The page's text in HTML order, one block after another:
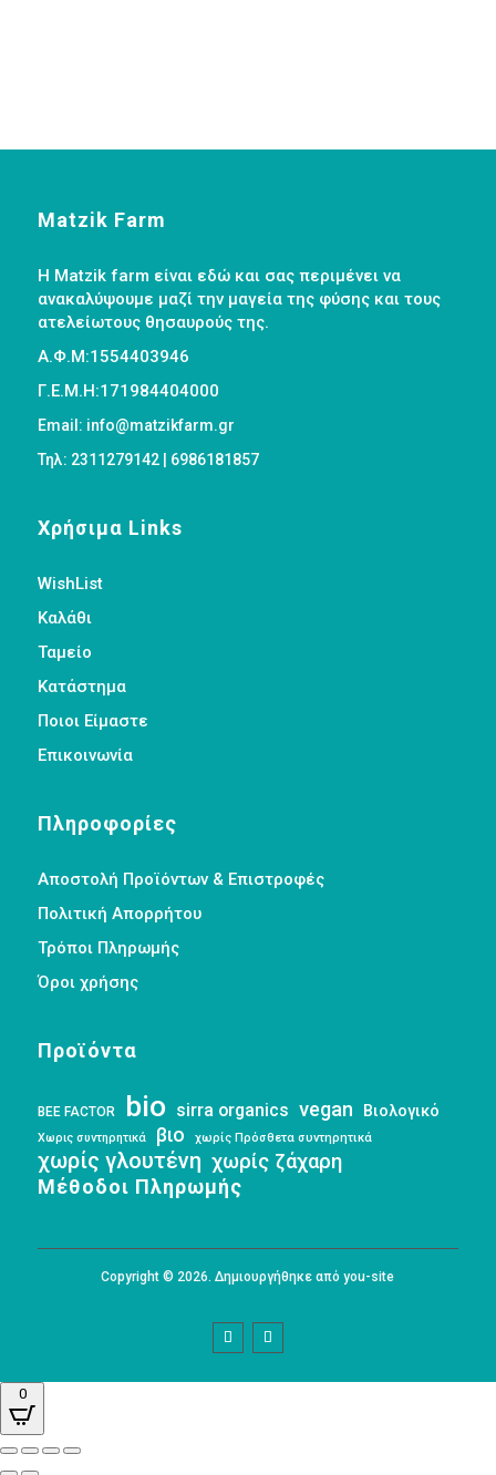
Matzik Farm
Η Matzik farm είναι εδώ και σας περιμένει να
ανακαλύψουμε μαζί την μαγεία της φύσης και τους
ατελείωτους θησαυρούς της.
Α.Φ.Μ:1554403946
Γ.Ε.Μ.Η:171984404000
Email: info@matzikfarm.gr
Τηλ: 2311279142 | 6986181857
Χρήσιμα Links
WishList
Καλάθι
Ταμείο
Κατάστημα
Ποιοι Είμαστε
Επικοινωνία
Πληροφορίες
Αποστολή Προϊόντων & Επιστροφές
Πολιτική Απορρήτου
Τρόποι Πληρωμής
Όροι χρήσης
Προϊόντα
BEE FACTOR bio sirra organics vegan Βιολογικό
Χωρις συντηρητικά βιο χωρίς Πρόσθετα συντηρητικά
χωρίς γλουτένη χωρίς ζάχαρη
Μέθοδοι Πληρωμής
Copyright © 2026. Δημιουργήθηκε από you-site
0